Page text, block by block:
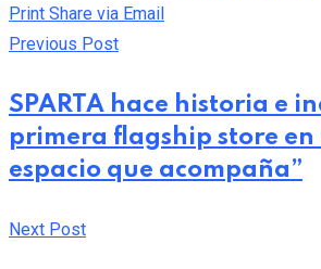
Print Share via Email
Previous Post
SPARTA hace historia e
primera flagship store en
espacio que acompaña”
Next Post